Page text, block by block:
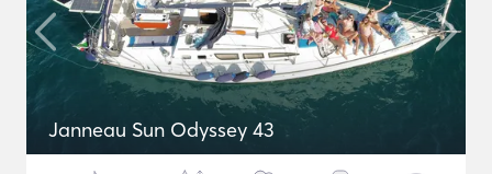
Janneau Sun Odyssey 43